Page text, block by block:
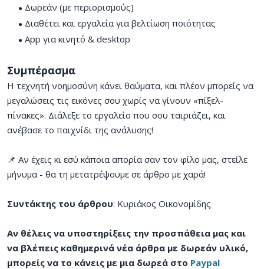
Δωρεάν (με περιορισμούς)
Διαθέτει και εργαλεία για βελτίωση ποιότητας
App για κινητό & desktop
Συμπέρασμα
Η τεχνητή νοημοσύνη κάνει θαύματα, και πλέον μπορείς να
μεγαλώσεις τις εικόνες σου χωρίς να γίνουν «πίξελ-
πίνακες». Διάλεξε το εργαλείο που σου ταιριάζει, και
ανέβασε το παιχνίδι της ανάλυσης!
📌 Αν έχεις κι εσύ κάποια απορία σαν τον φίλο μας, στείλε
μήνυμα - θα τη μετατρέψουμε σε άρθρο με χαρά!
Συντάκτης του άρθρου: Κυριάκος Οικονομίδης
Αν θέλεις να υποστηρίξεις την προσπάθεια μας και
να βλέπεις καθημερινά νέα άρθρα με δωρεάν υλικό,
μπορείς να το κάνεις με μια δωρεά στο Paypal